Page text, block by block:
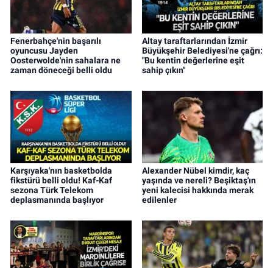
Fenerbahçe'nin başarılı
oyuncusu Jayden
Oosterwolde'nin sahalara ne
zaman döneceği belli oldu
Altay taraftarlarından İzmir
Büyükşehir Belediyesi'ne çağrı:
"Bu kentin değerlerine eşit
sahip çıkın"
Karşıyaka'nın basketbolda
fikstürü belli oldu! Kaf-Kaf
sezona Türk Telekom
deplasmanında başlıyor
Alexander Nübel kimdir, kaç
yaşında ve nereli? Beşiktaş'ın
yeni kalecisi hakkında merak
edilenler